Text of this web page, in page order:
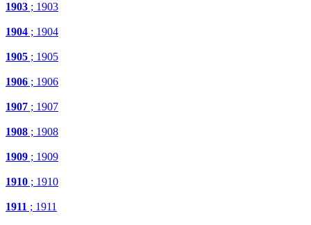
1903 ; 1903
1904 ; 1904
1905 ; 1905
1906 ; 1906
1907 ; 1907
1908 ; 1908
1909 ; 1909
1910 ; 1910
1911 ; 1911